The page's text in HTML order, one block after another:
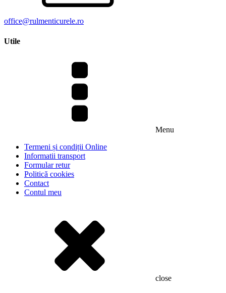
office@rulmenticurele.ro
Utile
Menu
Termeni și condiții Online
Informatii transport
Formular retur
Politică cookies
Contact
Contul meu
close